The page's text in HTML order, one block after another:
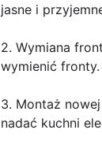
jasne i
2. Wymiana
wymienić
3. Montaż
nadać kuchni